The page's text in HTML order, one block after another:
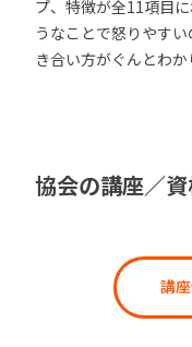
プ、特徴が全11項目
うなことで怒りやす
き合い方がぐんとわか
協会の講座／
講